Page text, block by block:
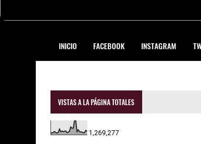
INICIO FACEBOOK INSTAGRAM
VISTAS A LA PÁGINA TOTALES
1,269,277